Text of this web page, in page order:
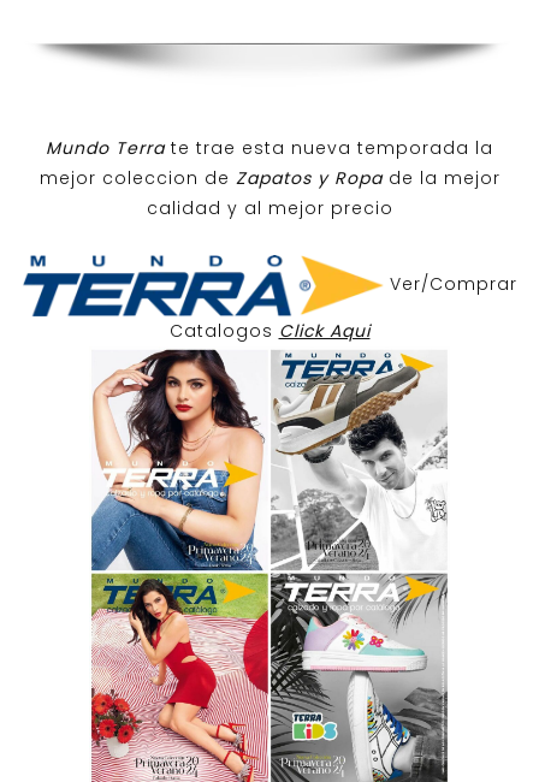
Mundo Terra te trae esta nueva temporada la
mejor coleccion de Zapatos y Ropa de la mejor
calidad y al mejor precio
Ver/Comprar
Catalogos Click Aqui